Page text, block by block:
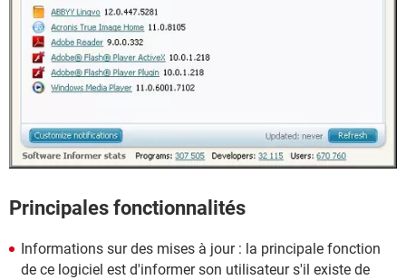
Principales fonctionnalités
Informations sur des mises à jour : la principale fonction
de ce logiciel est d'informer son utilisateur s'il existe de